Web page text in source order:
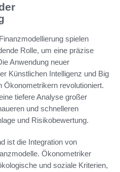
spielen
Rolle, um eine präzise
Anwendung neuer
Künstlichen Intelligenz und Big
Ökonometrikern revolutioniert.
tiefere Analyse großer
und schnelleren
und Risikobewertung.
ist die Integration von
Ökonometriker
und soziale Kriterien,